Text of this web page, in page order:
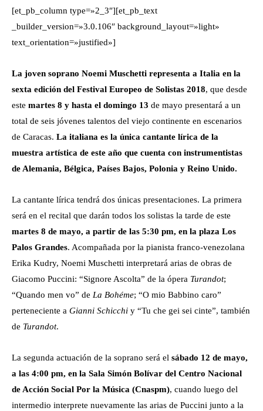
[et_pb_column type=»2_3″][et_pb_text
_builder_version=»3.0.106″ background_layout=»light»
text_orientation=»justified»]
La joven soprano Noemi Muschetti representa a Italia en la
sexta edición del Festival Europeo de Solistas 2018, que desde
este martes 8 y hasta el domingo 13 de mayo presentará a un
total de seis jóvenes talentos del viejo continente en escenarios
de Caracas. La italiana es la única cantante lírica de la
muestra artística de este año que cuenta con instrumentistas
de Alemania, Bélgica, Países Bajos, Polonia y Reino Unido.
La cantante lírica tendrá dos únicas presentaciones. La primera
será en el recital que darán todos los solistas la tarde de este
martes 8 de mayo, a partir de las 5:30 pm, en la plaza Los
Palos Grandes. Acompañada por la pianista franco-venezolana
Erika Kudry, Noemi Muschetti interpretará arias de obras de
Giacomo Puccini: “Signore Ascolta” de la ópera Turandot;
“Quando men vo” de La Bohéme; “O mio Babbino caro”
perteneciente a Gianni Schicchi y “Tu che gei sei cinte”, también
de Turandot.
La segunda actuación de la soprano será el sábado 12 de mayo,
a las 4:00 pm, en la Sala Simón Bolívar del Centro Nacional
de Acción Social Por la Música (Cnaspm), cuando luego del
intermedio interprete nuevamente las arias de Puccini junto a la